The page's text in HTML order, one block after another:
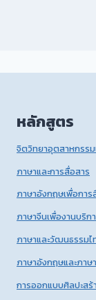
หลักสูตร
จิตวิทยาอุตสาหกรรม
ภาษาและการสื่อสาร
ภาษาอังกฤษเพื่อการ
ภาษาจีนเพื่องานบริก
ภาษาและวัฒนธรรมไ
ภาษาอังกฤษและภา
การออกแบบศิลปะส